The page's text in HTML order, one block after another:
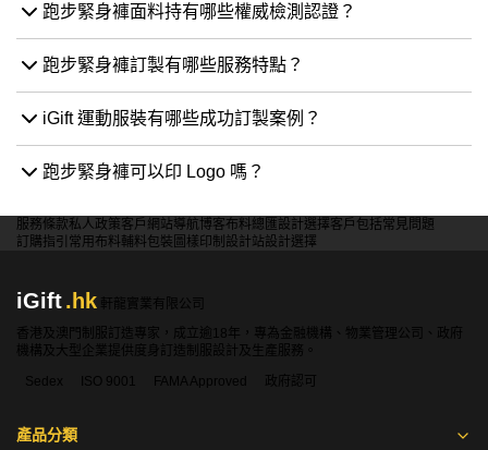
跑步緊身褲面料持有哪些權威檢測認證？
跑步緊身褲訂製有哪些服務特點？
iGift 運動服裝有哪些成功訂製案例？
跑步緊身褲可以印 Logo 嗎？
服務條款私人政策客戶 網站導航博客布料總匯設計選擇客戶包括常見問題
訂購指引 常用布料輔料包裝 圖樣印制 設計站設計選擇
iGift.hk
軒龍實業有限公司
香港及澳門制服訂造專家，成立逾18年，專為金融機構、物業管理公司、政府
機構及大型企業提供度身訂造制服設計及生產服務。
Sedex
ISO 9001 FAMA Approved 政府認可
產品分類